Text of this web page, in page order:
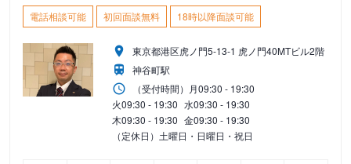
電話相談可能 初回面談無料 18時以降面談可能
東京都港区虎ノ門5-13-1 虎ノ門40MTビル2階
神谷町駅
（受付時間） 月09:30 - 19:30
火09:30 - 19:30 水09:30 - 19:30
木09:30 - 19:30 金09:30 - 19:30
（定休日）土曜日・日曜日・祝日